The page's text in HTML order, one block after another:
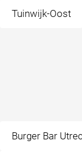
Tuinwijk-Oost
Burger Bar